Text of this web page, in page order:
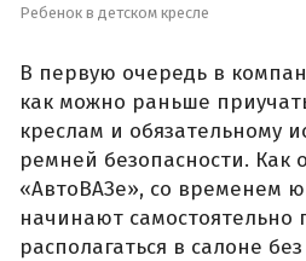
Ребенок в детском кресле
В первую очередь в
как можно раньше
креслам и обязательному
ремней безопасности. Как
«АвтоВАЗе», со временем
начинают самостоятельно
располагаться в салоне